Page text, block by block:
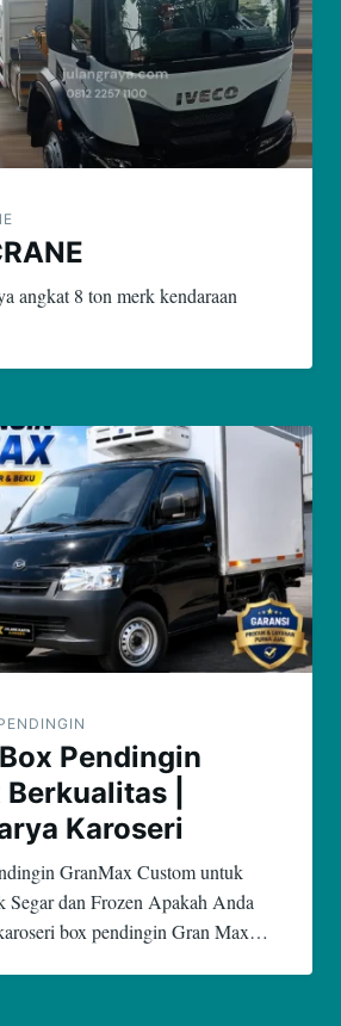
angkat 8 ton merk kendaraan
Pendingin
|
Karoseri
GranMax Custom untuk
Segar dan Frozen Apakah Anda
box pendingin Gran Max…